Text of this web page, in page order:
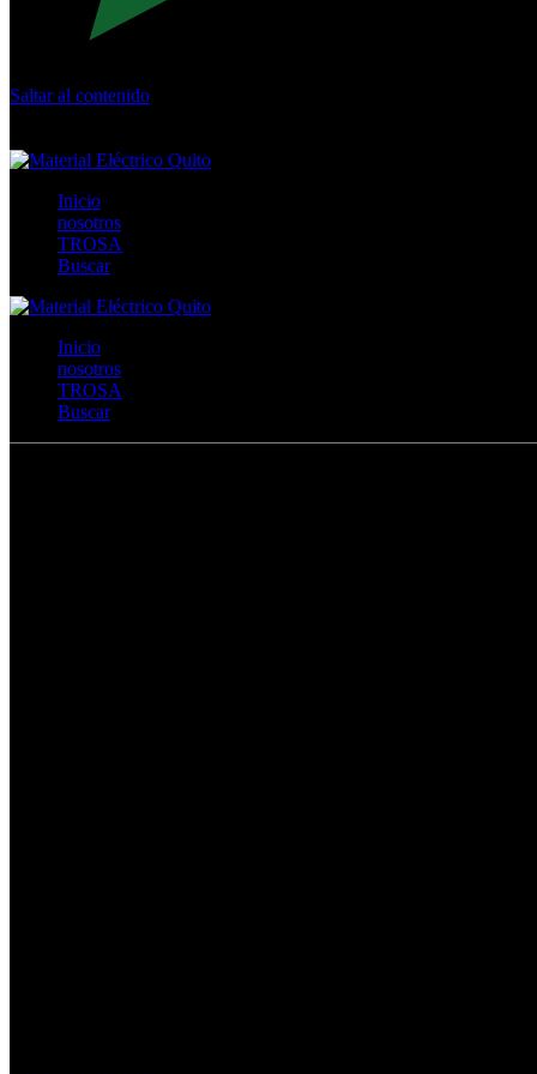
Saltar al contenido
Inicio
nosotros
TROSA
Buscar
Inicio
nosotros
TROSA
Buscar